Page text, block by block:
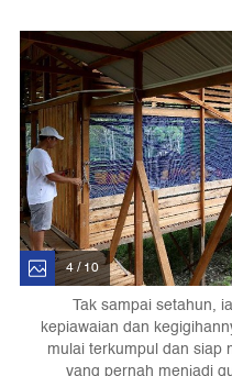
4 / 10
Tak sampai setahun,
kepiawaian dan
mulai terkumpul dan siap
yang pernah menjadi